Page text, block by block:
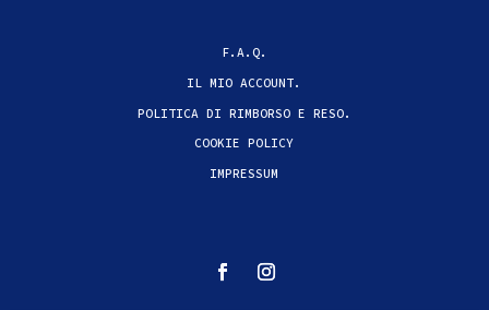
F.A.Q.
IL MIO ACCOUNT.
POLITICA DI RIMBORSO E RESO.
COOKIE POLICY
IMPRESSUM